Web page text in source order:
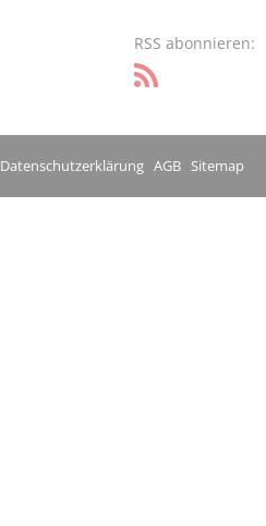
RSS abonnieren:
Datenschutzerklärung AGB Sitemap